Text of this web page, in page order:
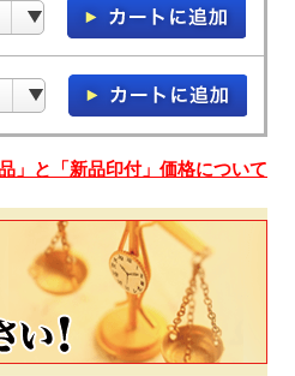
」と「新品印付」価格について